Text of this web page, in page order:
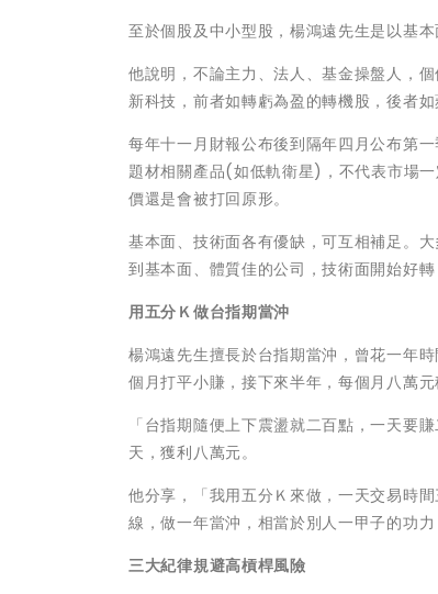
至於個股及中小型股，楊鴻遠先生是以基
他說明，不論主力、法人、基金操盤人，
新科技，前者如轉虧為盈的轉機股，後者
每年十一月財報公布後到隔年四月公布第
題材相關產品(如低軌衛星)，不代表市場
價還是會被打回原形。
基本面、技術面各有優缺，可互相補足。
到基本面、體質佳的公司，技術面開始好轉
用五分Ｋ做台指期當沖
楊鴻遠先生擅長於台指期當沖，曾花一年
個月打平小賺，接下來半年，每個月八萬
「台指期隨便上下震盪就二百點，一天要
天，獲利八萬元。
他分享，「我用五分Ｋ來做，一天交易時
線，做一年當沖，相當於別人一甲子的功力
三大紀律規避高槓桿風險